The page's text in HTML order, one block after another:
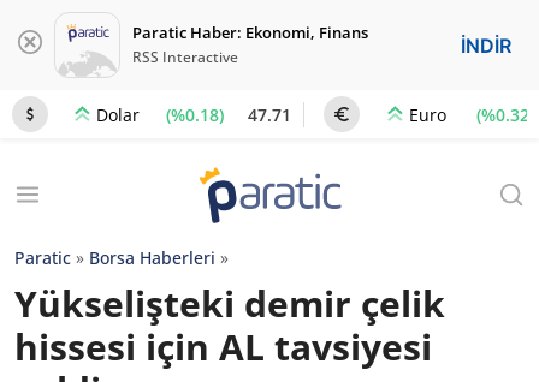
Paratic Haber: Ekonomi, Finans
RSS Interactive İNDİR
Dolar (%0.18) 47.71 Euro (%0.32)
Paratic » Borsa Haberleri »
Yükselişteki demir çelik
hissesi için AL tavsiyesi